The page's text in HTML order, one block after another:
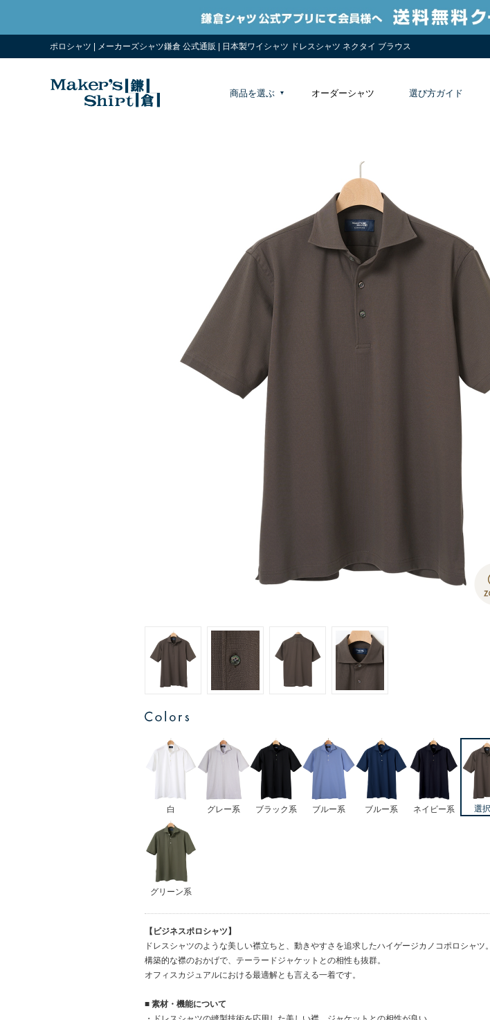
ポロシャツ | メーカーズシャツ鎌倉 公式通販 | 日本製ワイシャツ ドレスシャツ ネクタイ ブラウス
商品を選ぶ オーダーシャツ 選び方ガイド
白 グレー系 ブラック系 ブルー系 ブルー系 ネイビー系
グリーン系
【ビジネスポロシャツ】
ドレスシャツのような美しい襟立ちと、動きやすさを追求したハイゲージカノコポロシャツ。
構築的な襟のおかげで、テーラードジャケットとの相性も抜群。
オフィスカジュアルにおける最適解とも言える一着です。
■ 素材・機能について